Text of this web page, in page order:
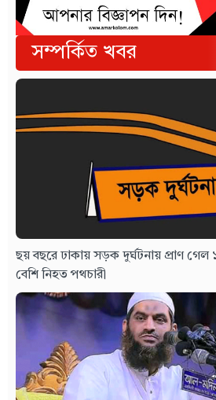
সম্পর্কিত খবর
ছয় বছরে ঢাকায় সড়ক দুর্ঘটনায় প্রাণ
বেশি নিহত পথচারী